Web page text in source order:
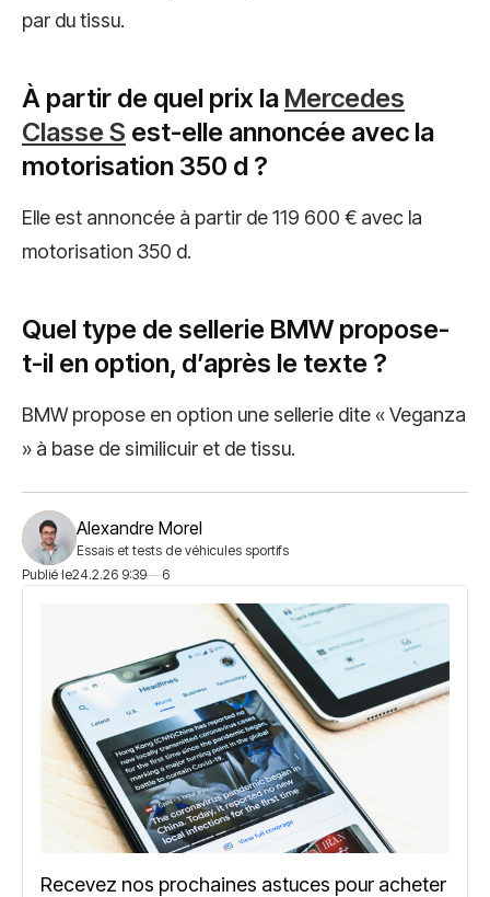
par du tissu.
À partir de quel prix la Mercedes
Classe S est-elle annoncée avec la
motorisation 350 d ?
Elle est annoncée à partir de 119 600 € avec la
motorisation 350 d.
Quel type de sellerie BMW propose-
t-il en option, d’après le texte ?
BMW propose en option une sellerie dite « Veganza
» à base de similicuir et de tissu.
Alexandre Morel
Essais et tests de véhicules sportifs
Publié le24.2.26 9:39 6
Recevez nos prochaines astuces pour acheter